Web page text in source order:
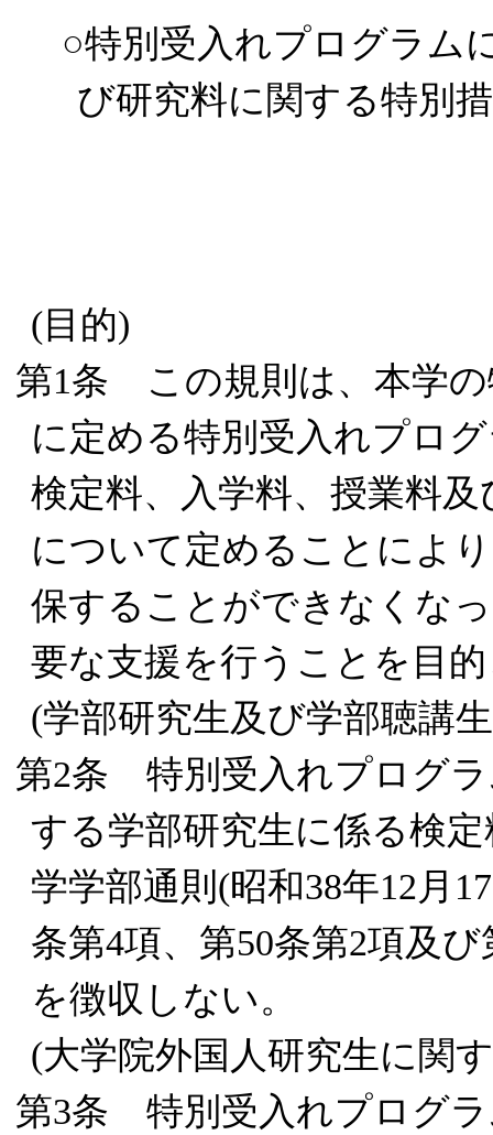
○特別受入れプログラム
び研究料に関する特別
(目的)
第1条 この規則は、本学
に定める特別受入れプロ
検定料、入学料、授業料
について定めることによ
保することができなくな
要な支援を行うことを目
(学部研究生及び学部聴講
第2条 特別受入れプログ
する学部研究生に係る検
学学部通則(昭和38年12月
条第4項、第50条第2項及
を徴収しない。
(大学院外国人研究生に関
第3条 特別受入れプログ